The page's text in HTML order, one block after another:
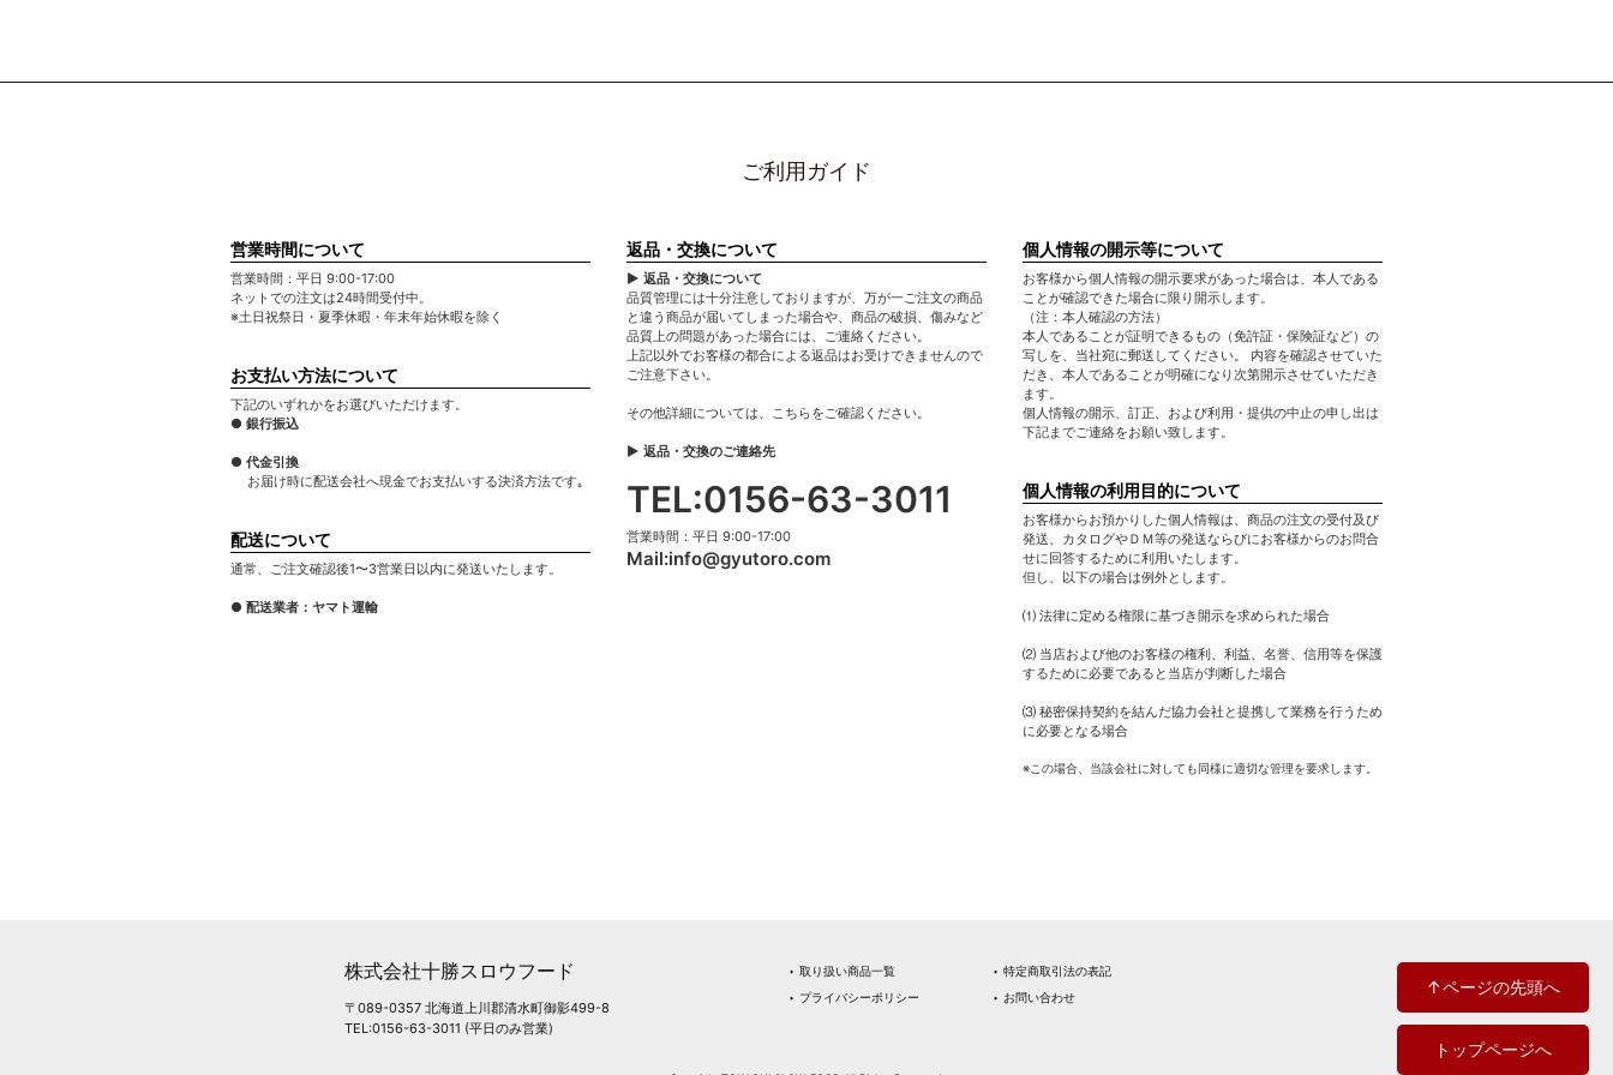
↑ページの先頭へ
トップページへ
ご利用ガイド
営業時間について
営業時間：平日 9:00-17:00
ネットでの注文は24時間受付中。
※土日祝祭日・夏季休暇・年末年始休暇を除く
お支払い方法について
下記のいずれかをお選びいただけます。
● 銀行振込
● 代金引換
お届け時に配送会社へ現金でお支払いする決済方法です｡
配送について
通常、ご注文確認後1〜3営業日以内に発送いたします。
● 配送業者：ヤマト運輸
返品・交換について
▶ 返品・交換について
品質管理には十分注意しておりますが、万が一ご注文の商品
と違う商品が届いてしまった場合や、商品の破損、傷みなど
品質上の問題があった場合には、ご連絡ください。
上記以外でお客様の都合による返品はお受けできませんので
ご注意下さい。
その他詳細については、 こちらをご確認ください。
▶ 返品・交換のご連絡先
TEL:0156-63-3011
営業時間：平日 9:00-17:00
Mail:info@gyutoro.com
個人情報の開示等について
お客様から個人情報の開示要求があった場合は、本人である
ことが確認できた場合に限り開示します。
（注：本人確認の方法）
本人であることが証明できるもの（免許証・保険証など）の
写しを、当社宛に郵送してください。 内容を確認させていた
だき、本人であることが明確になり次第開示させていただき
ます。
個人情報の開示、訂正、および利用・提供の中止の申し出は
下記までご連絡をお願い致します。
個人情報の利用目的について
お客様からお預かりした個人情報は、商品の注文の受付及び
発送、カタログやＤＭ等の発送ならびにお客様からのお問合
せに回答するために利用いたします。
但し、以下の場合は例外とします。
⑴ 法律に定める権限に基づき開示を求められた場合
⑵ 当店および他のお客様の権利、利益、名誉、信用等を保護
するために必要であると当店が判断した場合
⑶ 秘密保持契約を結んだ協力会社と提携して業務を行うため
に必要となる場合
※この場合、当該会社に対しても同様に適切な管理を要求します。
株式会社十勝スロウフード
〒089-0357 北海道上川郡清水町御影499-8
TEL:0156-63-3011 (平日のみ営業)
‣ 取り扱い商品一覧
‣ プライバシーポリシー
‣ 特定商取引法の表記
‣ お問い合わせ